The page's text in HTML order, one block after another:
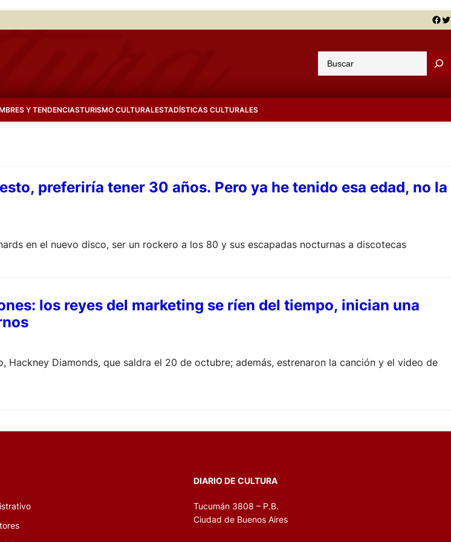
Facebook Twitter
u
a
Y TENDENCIASTURISMO CULTURALESTADÍSTICAS CULTURALES
preferiría tener 30 años. Pero ya he tenido esa edad, no la
en el nuevo disco, ser un rockero a los 80 y sus escapadas nocturnas a discotecas
los reyes del marketing se ríen del tiempo, inician una
Hackney Diamonds, que saldra el 20 de octubre; además, estrenaron la canción y el video de
DIARIO DE CULTURA
Tucumán 3808 – P.B.
Ciudad de Buenos Aires